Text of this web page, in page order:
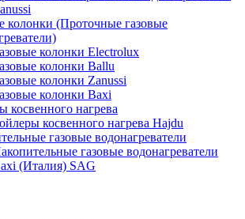
колонки (Проточные газовые
колонки Electrolux
колонки Ballu
колонки Zanussi
колонки Baxi
косвенного нагрева
косвенного нагрева Hajdu
газовые водонагреватели
газовые водонагреватели
(Италия) SAG